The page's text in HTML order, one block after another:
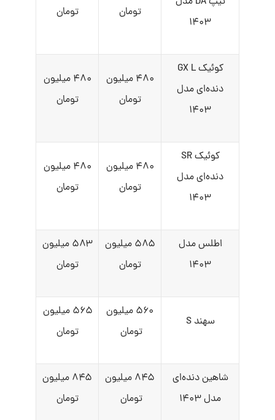
۱۴۰۳
تومان تومان
کوئیک GX L
دنده‌ای مدل
۱۴۰۳
۴۸۰ میلیون
تومان
۴۸۰ میلیون
تومان
کوئیک SR
دنده‌ای مدل
۱۴۰۳
۴۸۰ میلیون
تومان
۴۸۰ میلیون
تومان
اطلس مدل
۱۴۰۳
۵۸۵ میلیون
تومان
۵۸۳ میلیون
تومان
سهند S
۵۶۰ میلیون
تومان
۵۶۵ میلیون
تومان
شاهین دنده‌ای
مدل ۱۴۰۳
۸۴۵ میلیون
تومان
۸۴۵ میلیون
تومان